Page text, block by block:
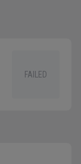
FAILED